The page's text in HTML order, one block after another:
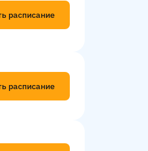
расписание
расписание